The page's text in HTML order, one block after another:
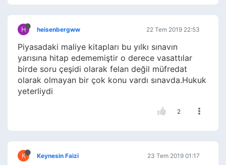
H heisenbergww 22 Tem 2019 22:53
Piyasadaki maliye kitapları bu yılkı sınavın
yarısına hitap edememiştir o derece vasattılar
birde soru çeşidi olarak felan değil müfredat
olarak olmayan bir çok konu vardı sınavda.Hukuk
yeterliydi
2
K Keynesin Faizi 23 Tem 2019 01:17